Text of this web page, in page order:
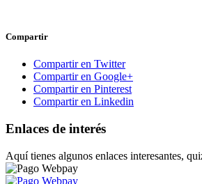
Compartir
Compartir en Twitter
Compartir en Google+
Compartir en Pinterest
Compartir en Linkedin
Enlaces de interés
Aquí tienes algunos enlaces interesantes,